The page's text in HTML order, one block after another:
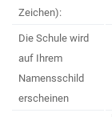
Zeichen):
Die Schule wird
auf Ihrem
Namensschild
erscheinen